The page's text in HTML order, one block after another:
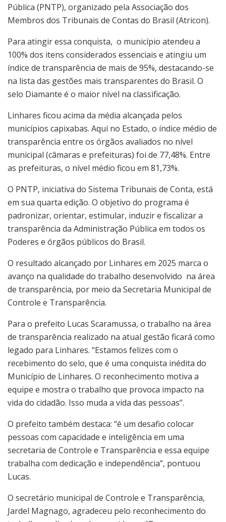
Pública (PNTP), organizado pela Associação dos
Membros dos Tribunais de Contas do Brasil (Atricon).
Para atingir essa conquista, o município atendeu a
100% dos itens considerados essenciais e atingiu um
índice de transparência de mais de 95%, destacando-se
na lista das gestões mais transparentes do Brasil. O
selo Diamante é o maior nível na classificação.
Linhares ficou acima da média alcançada pelos
municípios capixabas. Aqui no Estado, o índice médio de
transparência entre os órgãos avaliados no nível
municipal (câmaras e prefeituras) foi de 77,48%. Entre
as prefeituras, o nível médio ficou em 81,73%.
O PNTP, iniciativa do Sistema Tribunais de Conta, está
em sua quarta edição. O objetivo do programa é
padronizar, orientar, estimular, induzir e fiscalizar a
transparência da Administração Pública em todos os
Poderes e órgãos públicos do Brasil.
O resultado alcançado por Linhares em 2025 marca o
avanço na qualidade do trabalho desenvolvido na área
de transparência, por meio da Secretaria Municipal de
Controle e Transparência.
Para o prefeito Lucas Scaramussa, o trabalho na área
de transparência realizado na atual gestão ficará como
legado para Linhares. “Estamos felizes com o
recebimento do selo, que é uma conquista inédita do
Município de Linhares. O reconhecimento motiva a
equipe e mostra o trabalho que provoca impacto na
vida do cidadão. Isso muda a vida das pessoas”.
O prefeito também destaca: “é um desafio colocar
pessoas com capacidade e inteligência em uma
secretaria de Controle e Transparência e essa equipe
trabalha com dedicação e independência”, pontuou
Lucas.
O secretário municipal de Controle e Transparência,
Jardel Magnago, agradeceu pelo reconhecimento do